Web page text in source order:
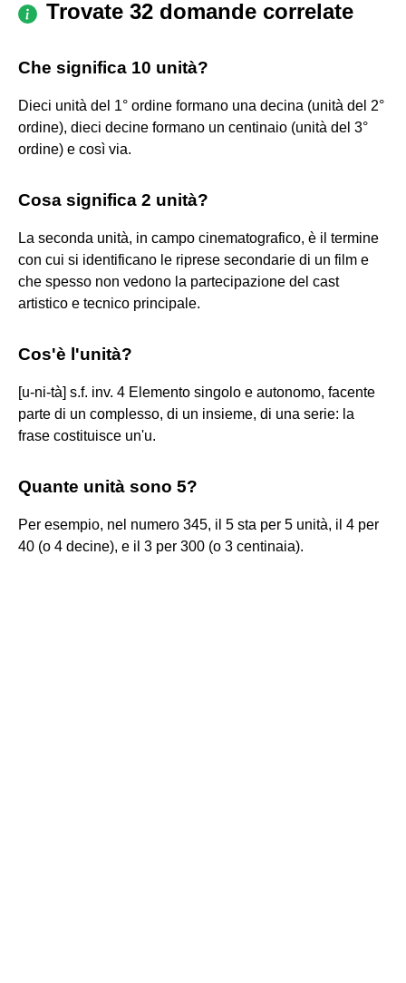
Trovate 32 domande correlate
Che significa 10 unità?
Dieci unità del 1° ordine formano una decina (unità del 2°
ordine), dieci decine formano un centinaio (unità del 3°
ordine) e così via.
Cosa significa 2 unità?
La seconda unità, in campo cinematografico, è il termine
con cui si identificano le riprese secondarie di un film e
che spesso non vedono la partecipazione del cast
artistico e tecnico principale.
Cos'è l'unità?
[u-ni-tà] s.f. inv. 4 Elemento singolo e autonomo, facente
parte di un complesso, di un insieme, di una serie: la
frase costituisce un'u.
Quante unità sono 5?
Per esempio, nel numero 345, il 5 sta per 5 unità, il 4 per
40 (o 4 decine), e il 3 per 300 (o 3 centinaia).